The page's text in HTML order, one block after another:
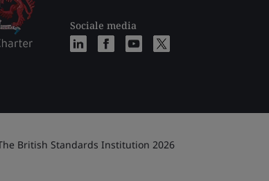
Sociale media
British Standards Institution 2026